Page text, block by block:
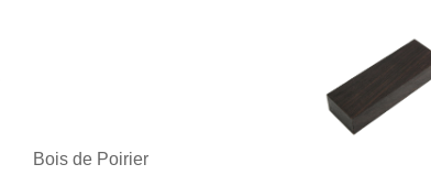
Bois de Poirier